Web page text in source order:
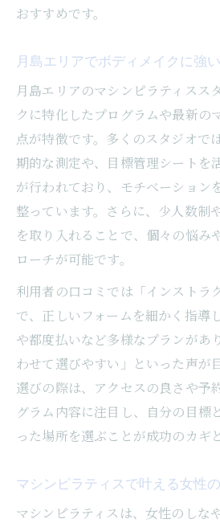
おすすめです。
月島エリアでボディメイクに強
月島エリアのマシンピラティスス
クに特化したプログラムや最新の
点が特徴です。多くのスタジオで
期的な測定や、目標管理シートを
が行われており、モチベーション
整っています。さらに、少人数制
を取り入れることで、個々の悩み
ローチが可能です。
利用者の口コミでは「インストラ
で、正しいフォームを細かく指導
や都度払いなど多様なプランがあ
わせて選びやすい」といった声が
選びの際は、アクセスの良さや予
グラム内容に注目し、自分の目標
った場所を選ぶことが成功のカギ
マシンピラティスで叶える女性
マシンピラティスは、女性のしな